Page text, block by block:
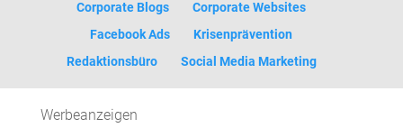
Corporate Blogs
Corporate Websites
Facebook Ads
Krisenprävention
Redaktionsbüro
Social Media Marketing
Werbeanzeigen